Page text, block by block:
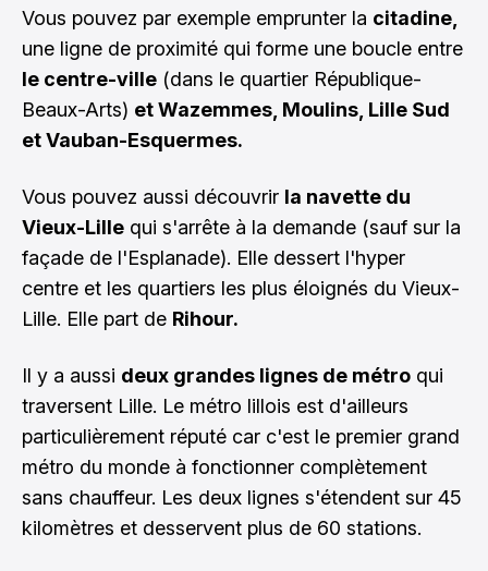
Vous pouvez par exemple emprunter la citadine,
une ligne de proximité qui forme une boucle entre
le centre-ville (dans le quartier République-
Beaux-Arts) et Wazemmes, Moulins, Lille Sud
et Vauban-Esquermes.
Vous pouvez aussi découvrir la navette du
Vieux-Lille qui s'arrête à la demande (sauf sur la
façade de l'Esplanade). Elle dessert l'hyper
centre et les quartiers les plus éloignés du Vieux-
Lille. Elle part de Rihour.
Il y a aussi deux grandes lignes de métro qui
traversent Lille. Le métro lillois est d'ailleurs
particulièrement réputé car c'est le premier grand
métro du monde à fonctionner complètement
sans chauffeur. Les deux lignes s'étendent sur 45
kilomètres et desservent plus de 60 stations.